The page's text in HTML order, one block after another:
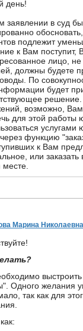
день!
заявлении в суд
подлежит
к Вам поступит,
лицо, не
должны будете
По
будет
решение.
возможно,
для этой работы
функцию
к Вам
или заказать
месте.
Марина Николаевна
Одного желания
так как для